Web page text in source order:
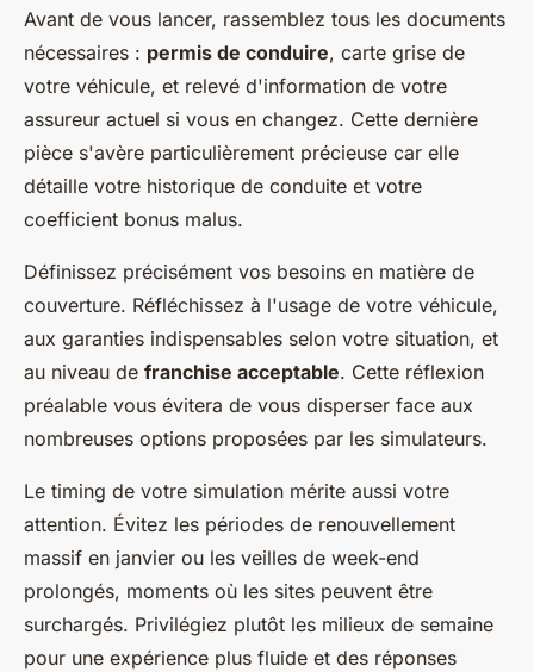
Avant de vous lancer, rassemblez tous les documents
nécessaires : permis de conduire, carte grise de
votre véhicule, et relevé d'information de votre
assureur actuel si vous en changez. Cette dernière
pièce s'avère particulièrement précieuse car elle
détaille votre historique de conduite et votre
coefficient bonus malus.
Définissez précisément vos besoins en matière de
couverture. Réfléchissez à l'usage de votre véhicule,
aux garanties indispensables selon votre situation, et
au niveau de franchise acceptable. Cette réflexion
préalable vous évitera de vous disperser face aux
nombreuses options proposées par les simulateurs.
Le timing de votre simulation mérite aussi votre
attention. Évitez les périodes de renouvellement
massif en janvier ou les veilles de week-end
prolongés, moments où les sites peuvent être
surchargés. Privilégiez plutôt les milieux de semaine
pour une expérience plus fluide et des réponses